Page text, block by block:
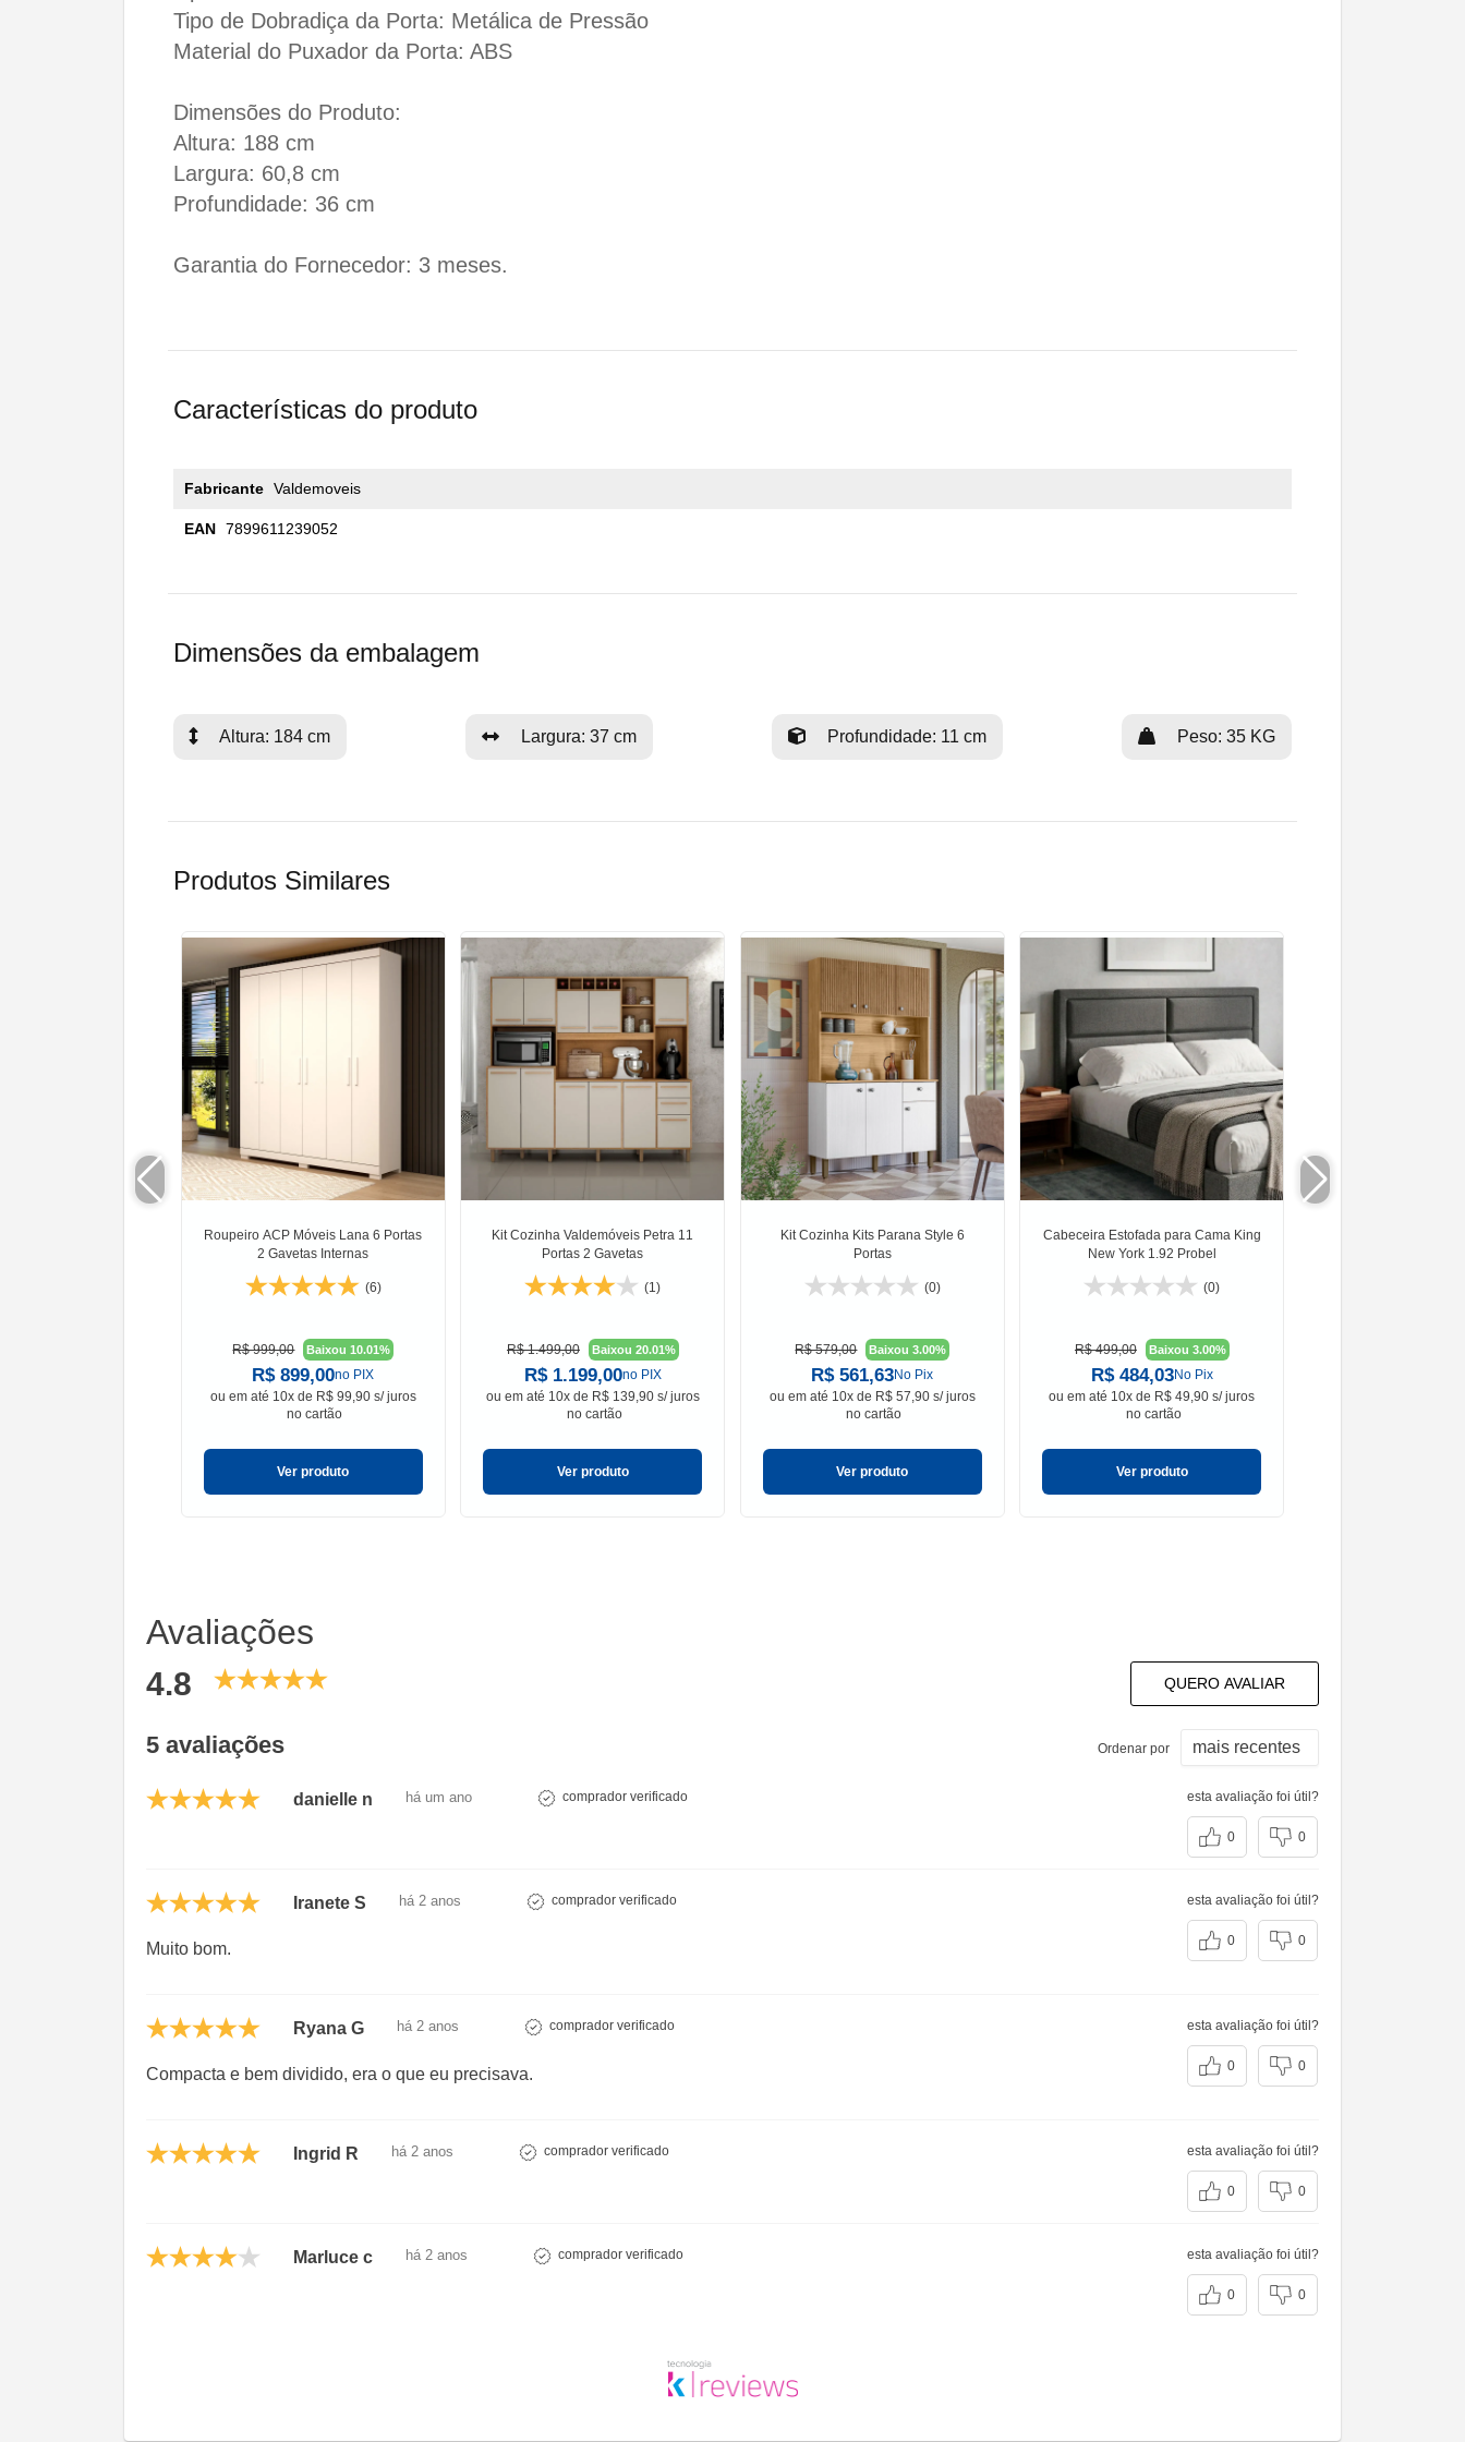
Tipo de Dobradiça da Porta: Metálica de Pressão
Material do Puxador da Porta: ABS
Dimensões do Produto:
Altura: 188 cm
Largura: 60,8 cm
Profundidade: 36 cm
Garantia do Fornecedor: 3 meses.
Características do produto
Fabricante Valdemoveis
EAN 7899611239052
Dimensões da embalagem
Altura: 184 cm Largura: 37 cm Profundidade: 11 cm Peso: 35 KG
Produtos Similares
Roupeiro ACP Móveis Lana 6 Portas
2 Gavetas Internas
(6)
R$ 999,00 Baixou 10.01%
R$ 899,00no PIX
ou ematé 10x de R$ 99,90 s/ juros
no cartão
Ver produto
Kit Cozinha Valdemóveis Petra 11
Portas 2 Gavetas
(1)
R$ 1.499,00 Baixou 20.01%
R$ 1.199,00no PIX
ou ematé 10x de R$ 139,90 s/ juros
no cartão
Ver produto
Kit Cozinha Kits Parana Style 6
Portas
(0)
R$ 579,00 Baixou 3.00%
R$ 561,63No Pix
ou ematé 10x de R$ 57,90 s/ juros
no cartão
Ver produto
Cabeceira Estofada para Cama King
New York 1.92 Probel
(0)
R$ 499,00 Baixou 3.00%
R$ 484,03No Pix
ou em até 10x de R$ 49,90 s/ juros
no cartão
Ver produto
Avaliações
4.8 QUERO AVALIAR
5 avaliações Ordenar por
danielle n há um ano comprador verificado esta avaliação foi útil?
0 0
Iranete S há 2 anos comprador verificado
Muito bom.
esta avaliação foi útil?
0 0
Ryana G há 2 anos comprador verificado
Compacta e bem dividido, era o que eu precisava.
esta avaliação foi útil?
0 0
Ingrid R há 2 anos comprador verificado esta avaliação foi útil?
0 0
Marluce c há 2 anos comprador verificado esta avaliação foi útil?
0 0